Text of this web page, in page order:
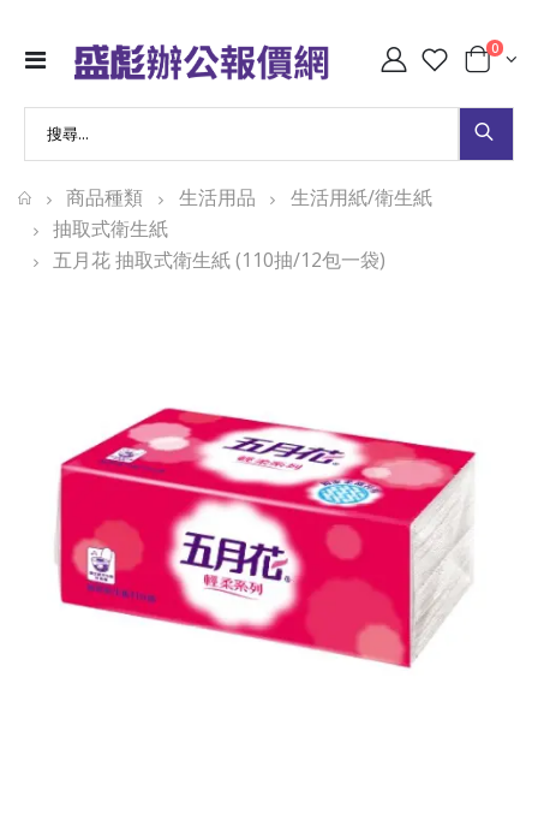
0
商品種類 生活用品
生活用紙/衛生紙
抽取式衛生紙
五月花 抽取式衛生紙 (110抽/12包一袋)